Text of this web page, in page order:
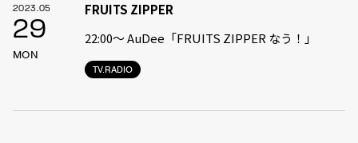
2023.05
29
MON
TV.RADIO
FRUITS ZIPPER
22:00〜 AuDee「FRUITS ZIPPER なう！」